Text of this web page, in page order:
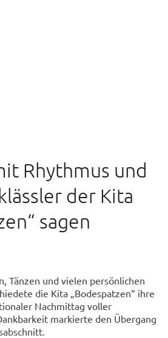
Rhythmus und
der Kita
sagen
Tänzen und vielen persönlichen
die Kita „Bodespatzen“ ihre
Nachmittag voller
markierte den Übergang